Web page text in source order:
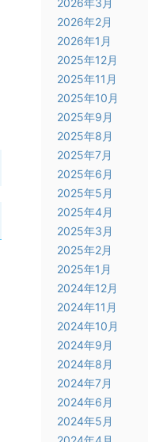
2026年2月
2026年1月
2025年12月
2025年11月
2025年10月
2025年9月
2025年8月
2025年7月
2025年6月
2025年5月
2025年4月
2025年3月
2025年2月
2025年1月
2024年12月
2024年11月
2024年10月
2024年9月
2024年8月
2024年7月
2024年6月
2024年5月